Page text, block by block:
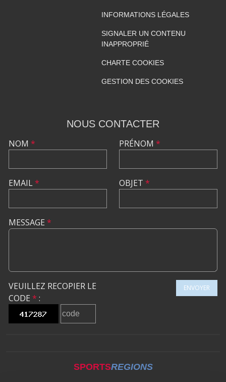
INFORMATIONS LÉGALES
SIGNALER UN CONTENU
INAPPROPRIÉ
CHARTE COOKIES
GESTION DES COOKIES
NOUS CONTACTER
NOM *
EMAIL*
PRÉNOM *
OBJET *
MESSAGE *
VEUILLEZ RECOPIER LE
CODE * :
ENVOYER
SPORTSREGIONS